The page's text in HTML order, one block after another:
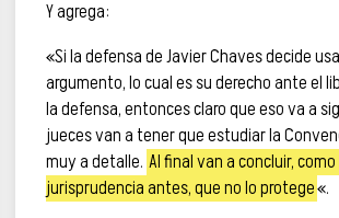
Y agrega:
«Si la defensa de Javier Chaves decide
argumento, lo cual es su derecho ante el
la defensa, entonces claro que eso va a
jueces van a tener que estudiar la
muy a detalle. Al final van a concluir,
jurisprudencia antes, que no lo protege«.